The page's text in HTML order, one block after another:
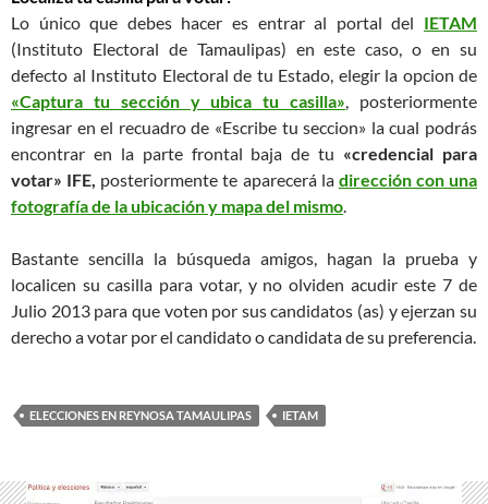
Lo único que debes hacer es entrar al portal del IETAM
(Instituto Electoral de Tamaulipas) en este caso, o en su
defecto al Instituto Electoral de tu Estado, elegir la opcion de
«Captura tu sección y ubica tu casilla» , posteriormente
ingresar en el recuadro de «Escribe tu seccion» la cual podrás
encontrar en la parte frontal baja de tu «credencial para
votar» IFE, posteriormente te aparecerá la dirección con una
fotografía de la ubicación y mapa del mismo
Bastante sencilla la búsqueda amigos, hagan la prueba y
localicen su casilla para votar, y no olviden acudir este 7 de
Julio 2013 para que voten por sus candidatos (as) y ejerzan su
derecho a votar por el candidato o candidata de su preferencia.
ELECCIONES EN REYNOSA TAMAULIPAS IETAM